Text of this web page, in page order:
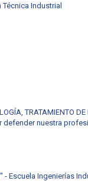
Industrial
TRATAMIENTO
defender nuestra
Escuela Ingenierías